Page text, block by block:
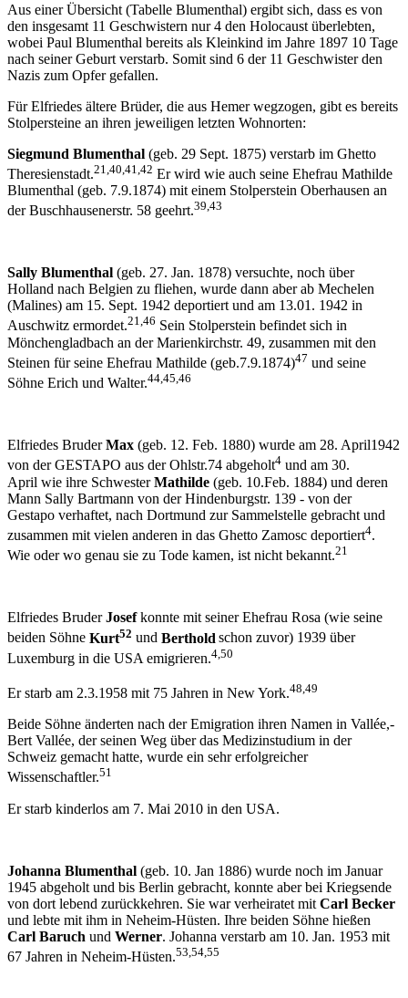
Aus einer Übersicht (Tabelle Blumenthal) ergibt sich, dass es von
den insgesamt 11 Geschwistern nur 4 den Holocaust überlebten,
wobei Paul Blumenthal bereits als Kleinkind im Jahre 1897 10 Tage
nach seiner Geburt verstarb. Somit sind 6 der 11 Geschwister den
Nazis zum Opfer gefallen.
Für Elfriedes ältere Brüder, die aus Hemer wegzogen, gibt es bereits
Stolpersteine an ihren jeweiligen letzten Wohnorten:
Siegmund Blumenthal (geb. 29 Sept. 1875) verstarb im Ghetto
Theresienstadt.21,40,41,42 Er wird wie auch seine Ehefrau Mathilde
Blumenthal (geb. 7.9.1874) mit einem Stolperstein Oberhausen an
der Buschhausenerstr. 58 geehrt.39,43
Sally Blumenthal (geb. 27. Jan. 1878) versuchte, noch über
Holland nach Belgien zu fliehen, wurde dann aber ab Mechelen
(Malines) am 15. Sept. 1942 deportiert und am 13.01. 1942 in
Auschwitz ermordet.21,46 Sein Stolperstein befindet sich in
Mönchengladbach an der Marienkirchstr. 49, zusammen mit den
Steinen für seine Ehefrau Mathilde (geb.7.9.1874)47 und seine
Söhne Erich und Walter.44,45,46
Elfriedes BruderMax (geb. 12. Feb. 1880) wurde am 28. April1942
von der GESTAPO aus der Ohlstr.74 abgeholt4 und am 30.
April wie ihre SchwesterMathilde (geb. 10.Feb. 1884) und deren
Mann Sally Bartmann von der Hindenburgstr. 139 - von der
Gestapo verhaftet, nach Dortmund zur Sammelstelle gebracht und
zusammen mit vielen anderen in das Ghetto Zamosc deportiert4.
Wie oder wo genau sie zu Tode kamen, ist nicht bekannt.21
Elfriedes BruderJosefkonnte mit seiner Ehefrau Rosa (wie seine
beiden Söhne Kurt52 und Berthold schon zuvor) 1939 über
Luxemburg in die USA emigrieren.4,50
Er starb am 2.3.1958 mit 75 Jahren in New York.48,49
Beide Söhne änderten nach der Emigration ihren Namen in Vallée,-
Bert Vallée, der seinen Weg über das Medizinstudium in der
Schweiz gemacht hatte, wurde ein sehr erfolgreicher
Wissenschaftler.51
Er starb kinderlos am 7. Mai 2010 in den USA.
Johanna Blumenthal (geb. 10. Jan 1886) wurde noch im Januar
1945 abgeholt und bis Berlin gebracht, konnte aber bei Kriegsende
von dort lebend zurückkehren. Sie war verheiratet mit Carl Becker
und lebte mit ihm in Neheim-Hüsten. Ihre beiden Söhne hießen
Carl Baruch und Werner. Johanna verstarb am 10. Jan. 1953 mit
67 Jahren in Neheim-Hüsten.53,54,55